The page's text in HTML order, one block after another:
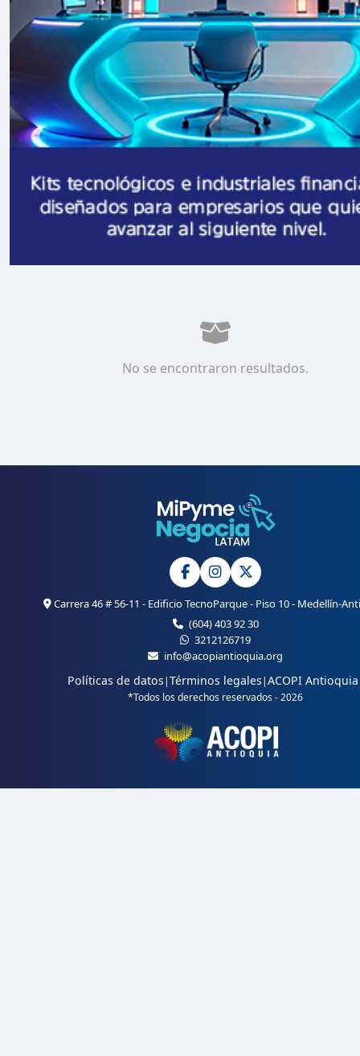
No se encontraron resultados.
Carrera 46 # 56-11 - Edificio TecnoParque - Piso 10 - Medellín-
(604) 403 92 30
3212126719
info@acopiantioquia.org
Políticas de datos|Términos legales|ACOPI Antioquia
*Todos los derechos reservados - 2026